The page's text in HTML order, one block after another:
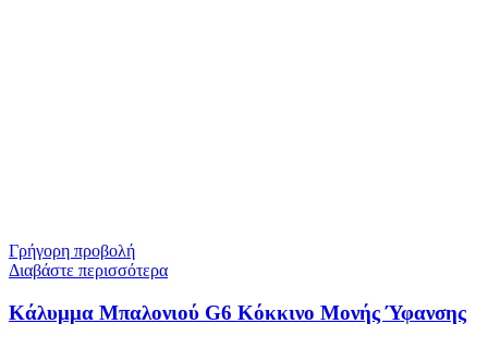
Γρήγορη προβολή
Διαβάστε περισσότερα
Κάλυμμα Μπαλονιού G6 Κόκκινο Μονής Ύφανσης